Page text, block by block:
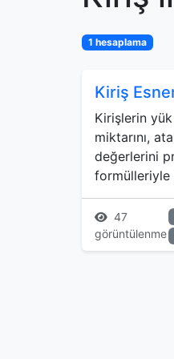
1 hesaplama
Kiriş
Kirişlerin
miktarını,
değerlerini
formülleriyle
47
görüntülenme